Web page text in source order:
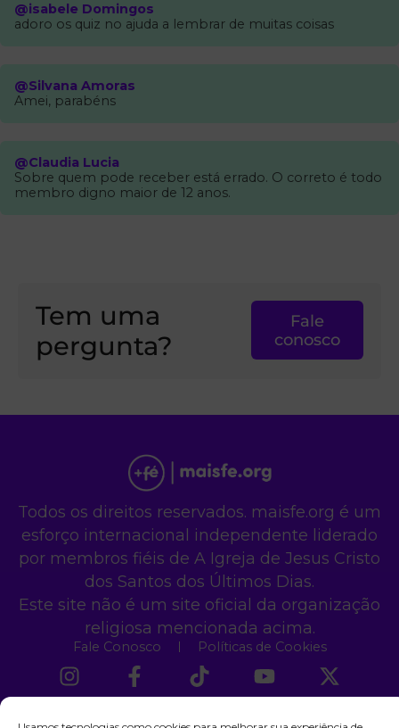
@isabele Domingos
adoro os quiz no ajuda a lembrar de muitas coisas
@Silvana Amoras
Amei, parabéns
@Claudia Lucia
Sobre quem pode receber está errado. O correto é todo
membro digno maior de 12 anos.
Tem uma
pergunta?
Fale
conosco
Todos os direitos reservados. maisfe.org é um
esforço internacional independente liderado
por membros fiéis de A Igreja de Jesus Cristo
dos Santos dos Últimos Dias.
Este site não é um site oficial da organização
religiosa mencionada acima.
Fale Conosco Políticas de Cookies